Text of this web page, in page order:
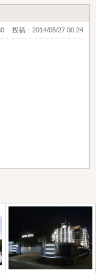
投稿：2014/05/27 00:24